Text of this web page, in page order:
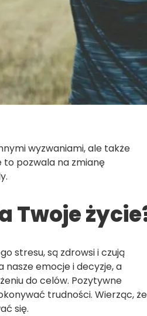
wyzwaniami, ale także
to pozwala na zmianę
Twoje
stresu, są zdrowsi i czują
nasze emocje i decyzje, a
do celów. Pozytywne
trudności. Wierząc, że
się.